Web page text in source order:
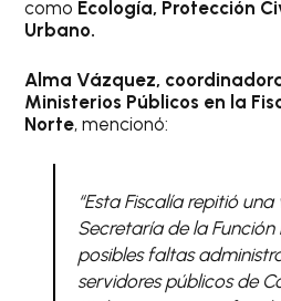
como Ecología, Protección
Urbano.
Alma Vázquez,
Ministerios Públicos en la
Norte, mencionó:
“Esta Fiscalía repitió
Secretaría de la Función
posibles faltas
servidores públicos de